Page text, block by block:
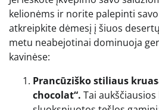
kelionėms ir norite palepinti
atkreipkite dėmesį į šiuos
metu neabejotinai dominuoja
kavinėse:
Prancūziško stiliaus
chocolat“. Tai